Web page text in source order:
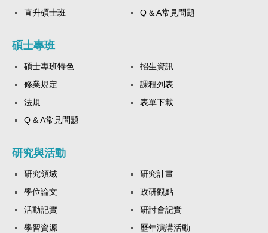
直升碩士班
Q & A常見問題
碩士專班
碩士專班特色
招生資訊
修業規定
課程列表
法規
表單下載
Q & A常見問題
研究與活動
研究領域
研究計畫
學位論文
政研觀點
活動記實
研討會記實
學習資源
歷年演講活動